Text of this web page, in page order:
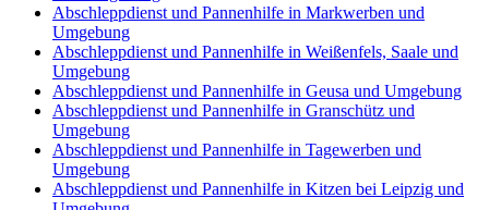
Abschleppdienst und Pannenhilfe in Markwerben und
Umgebung
Abschleppdienst und Pannenhilfe in Weißenfels, Saale und
Umgebung
Abschleppdienst und Pannenhilfe in Geusa und Umgebung
Abschleppdienst und Pannenhilfe in Granschütz und
Umgebung
Abschleppdienst und Pannenhilfe in Tagewerben und
Umgebung
Abschleppdienst und Pannenhilfe in Kitzen bei Leipzig und